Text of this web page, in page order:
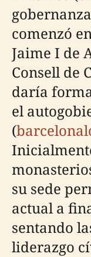
comenzó
Jaime I de
Consell de
daría
el
(
su sede
actual a
sentando
liderazgo